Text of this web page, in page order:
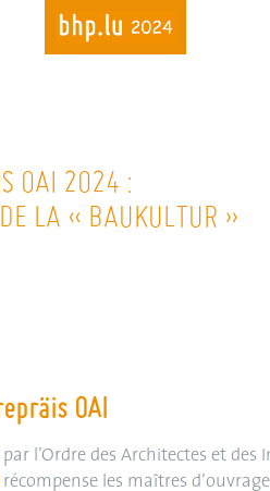
Skip
to
main
OAI 2024 :
LA « BAUKULTUR »
OAI
l’Ordre des Architectes et des
récompense les maîtres